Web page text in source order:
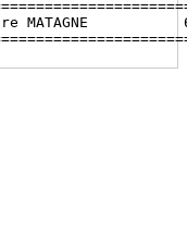
MATAGNE